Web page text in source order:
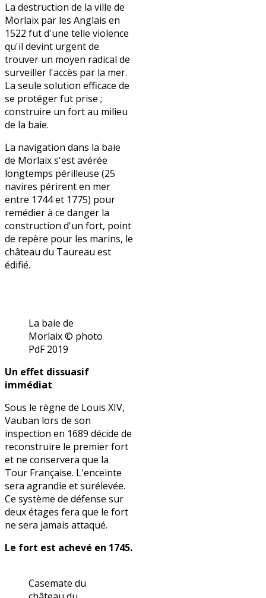
La destruction de la ville de
Morlaix par les Anglais en
1522 fut d'une telle violence
qu'il devint urgent de
trouver un moyen radical de
surveiller l'accès par la mer.
La seule solution efficace de
se protéger fut prise ;
construire un fort au milieu
de la baie.
La navigation dans la baie
de Morlaix s'est avérée
longtemps périlleuse (25
navires périrent en mer
entre 1744 et 1775) pour
remédier à ce danger la
construction d'un fort, point
de repère pour les marins, le
château du Taureau est
édifié.
La baie de
Morlaix © photo
PdF 2019
Un effet dissuasif
immédiat
Sous le règne de Louis XIV,
Vauban lors de son
inspection en 1689 décide de
reconstruire le premier fort
et ne conservera que la
Tour Française. L'enceinte
sera agrandie et surélevée.
Ce système de défense sur
deux étages fera que le fort
ne sera jamais attaqué.
Le fort est achevé en 1745.
Casemate du